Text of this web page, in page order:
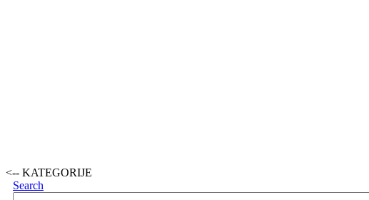
<-- KATEGORIJE
Search